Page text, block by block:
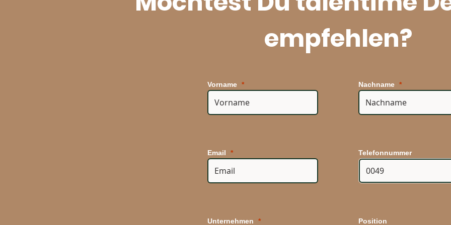
empfehlen?
Vorname Nachname
Email Telefonnummer
Unternehmen Position